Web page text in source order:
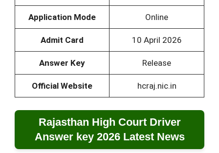
Application Mode Online
Admit Card 10 April 2026
Answer Key Release
Official Website hcraj.nic.in
Rajasthan High Court Driver
Answer key 2026 Latest News